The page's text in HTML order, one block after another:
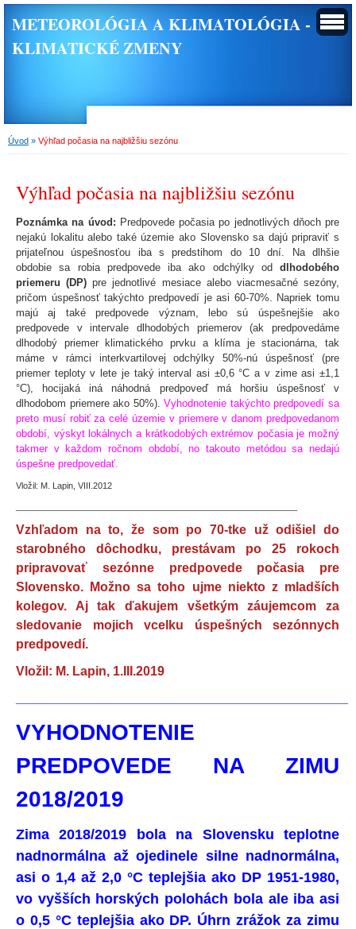
METEOROLÓGIA A KLIMATOLÓGIA -
KLIMATICKÉ ZMENY
Úvod » Výhľad počasia na najbližšiu sezónu
Výhľad počasia na najbližšiu sezónu
Poznámka na úvod: Predpovede počasia po jednotlivých dňoch pre
nejakú lokalitu alebo také územie ako Slovensko sa dajú pripraviť s
prijateľnou úspešnosťou iba s predstihom do 10 dní. Na dlhšie
obdobie sa robia predpovede iba ako odchýlky od dlhodobého
priemeru (DP) pre jednotlivé mesiace alebo viacmesačné sezóny,
pričom úspešnosť takýchto predpovedí je asi 60-70%. Napriek tomu
majú aj také predpovede význam, lebo sú úspešnejšie ako
predpovede v intervale dlhodobých priemerov (ak predpovedáme
dlhodobý priemer klimatického prvku a klíma je stacionárna, tak
máme v rámci interkvartilovej odchýlky 50%-nú úspešnosť (pre
priemer teploty v lete je taký interval asi ±0,6 °C a v zime asi ±1,1
°C), hocijaká iná náhodná predpoveď má horšiu úspešnosť v
dlhodobom priemere ako 50%).Vyhodnotenie takýchto predpovedí sa
preto musí robiť za celé územie v priemere v danom predpovedanom
období, výskyt lokálnych a krátkodobých extrémov počasia je možný
takmer v každom ročnom období, no takouto metódou sa nedajú
úspešne predpovedať.
Vložil: M. Lapin, VIII.2012
Vzhľadom na to, že som po 70-tke už odišiel do
starobného dôchodku, prestávam po 25 rokoch
pripravovať sezónne predpovede počasia pre
Slovensko. Možno sa toho ujme niekto z mladších
kolegov. Aj tak ďakujem všetkým záujemcom za
sledovanie mojich vcelku úspešných sezónnych
predpovedí.
Vložil: M. Lapin, 1.III.2019
VYHODNOTENIE
PREDPOVEDE NA ZIMU
2018/2019
Zima 2018/2019 bola na Slovensku teplotne
nadnormálna až ojedinele silne nadnormálna,
asi o 1,4 až 2,0 °C teplejšia ako DP 1951-1980,
vo vyšších horských polohách bola ale iba asi
o 0,5 °C teplejšia ako DP. Úhrn zrážok za zimu